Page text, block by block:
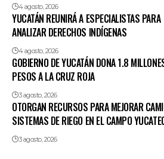
4 agosto, 2026
YUCATÁN REUNIRÁ A ESPECIALISTAS PARA
ANALIZAR DERECHOS INDÍGENAS
4 agosto, 2026
GOBIERNO DE YUCATÁN DONA 1.8
PESOS A LA CRUZ ROJA
3 agosto, 2026
OTORGAN RECURSOS PARA MEJORAR
SISTEMAS DE RIEGO EN EL CAMPO
3 agosto, 2026